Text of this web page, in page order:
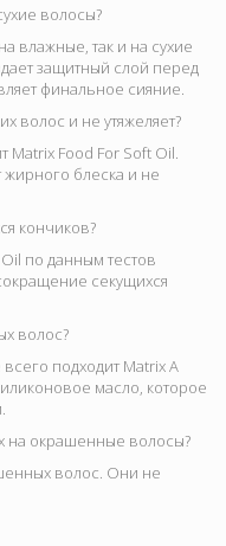
волосы?
влажные, так и на сухие
защитный слой перед
финальное сияние.
волос и не утяжеляет?
Matrix Food For Soft Oil.
жирного блеска и не
кончиков?
по данным тестов
секущихся
волос?
подходит Matrix A
масло, которое
на окрашенные волосы?
волос. Они не